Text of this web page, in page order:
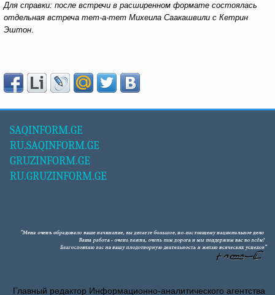
Для справки: после встречи в расширенном формате состоялась
отдельная встреча тет-а-тет Михеила Саакашвили с Кетрин
Эштон.
SAQINFORM.GE
RU.SAQINFORM.GE
GRUZINFORM.GE
RU.GRUZINFORM.GE
Главный редактор Информационно-аналитического агентства